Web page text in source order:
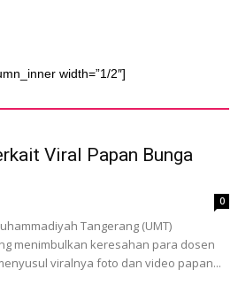
width=”1/2″]
Viral Papan Bunga
0
Tangerang (UMT)
menimbulkan keresahan para dosen
viralnya foto dan video papan...